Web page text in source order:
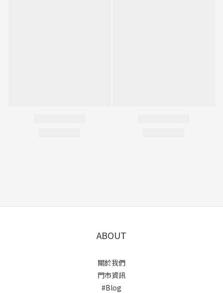
ABOUT
關於我們
門市資訊
#Blog